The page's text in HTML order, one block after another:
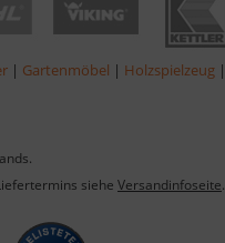
| Gartenmöbel | Holzspielzeug |
siehe Versandinfoseite.